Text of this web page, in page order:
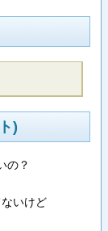
)
の？
いけど